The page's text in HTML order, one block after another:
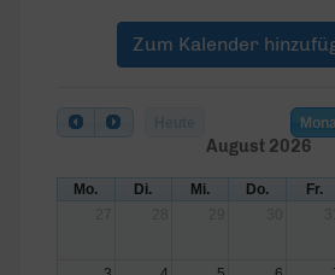
Zum Kalender
August 2026
Mo. Di. Mi. Do. Fr.